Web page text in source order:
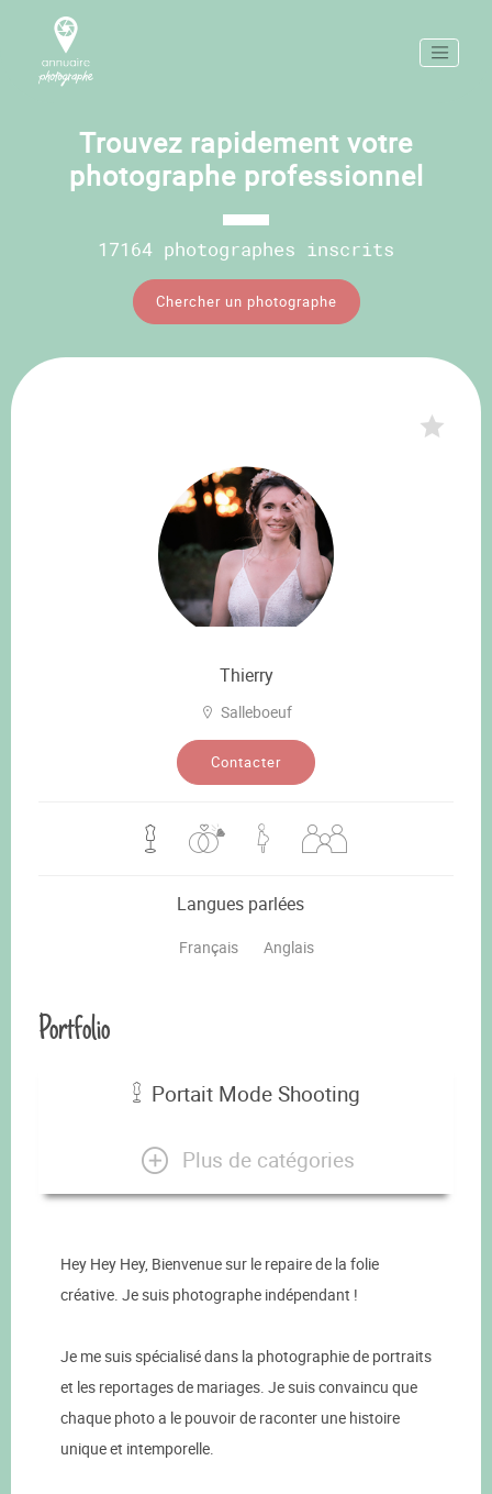
Trouvez rapidement votre
photographe professionnel
17164 photographes inscrits
Chercher un photographe
Thierry
Salleboeuf
Contacter
Langues parlées
Français Anglais
Portfolio
Portait Mode Shooting
Plus de catégories
Hey Hey Hey, Bienvenue sur le repaire de la folie
créative. Je suis photographe indépendant !
Je me suis spécialisé dans la photographie de portraits
et les reportages de mariages. Je suis convaincu que
chaque photo a le pouvoir de raconter une histoire
unique et intemporelle.